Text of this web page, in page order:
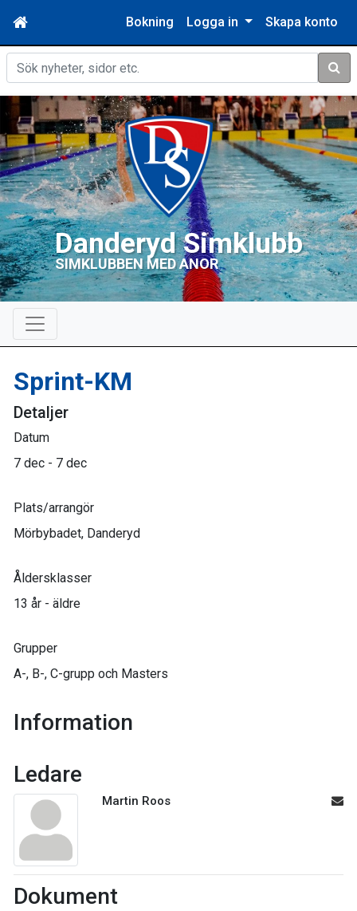
Bokning Logga in Skapa konto
Sök
Danderyd Simklubb
SIMKLUBBEN MED ANOR
Sprint-KM
Detaljer
Datum
7 dec - 7 dec
Plats/arrangör
Mörbybadet, Danderyd
Åldersklasser
13 år - äldre
Grupper
A-, B-, C-grupp och Masters
Information
Ledare
Martin Roos
Dokument